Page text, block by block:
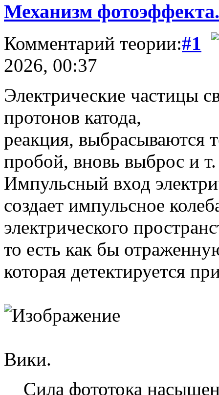
Механизм фотоэффекта.
Комментарий теории:#1
2026, 00:37
Электрические частицы
протонов катода,
реакция, выбрасываются
пробой, вновь выброс и
Импульсный вход
создает импульсное
электрического
то есть как бы
которая детектируется
Вики.
Сила фототока